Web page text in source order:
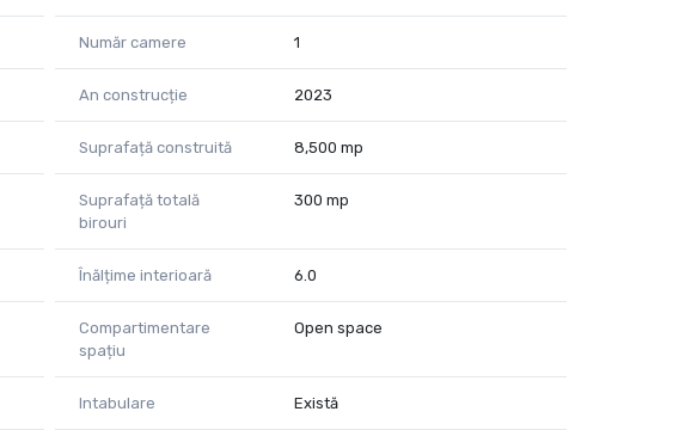
Număr camere 1
An construcție 2023
Suprafață construită 8,500 mp
Suprafață totală
birouri
300 mp
Înălțime interioară 6.0
Compartimentare
spațiu
Open space
Intabulare Există